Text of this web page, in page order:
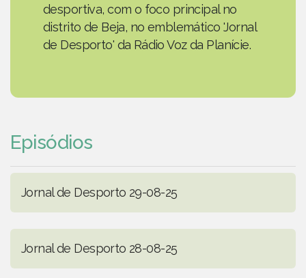
desportiva, com o foco principal no
distrito de Beja, no emblemático 'Jornal
de Desporto' da Rádio Voz da Planície.
Episódios
Jornal de Desporto 29-08-25
Jornal de Desporto 28-08-25